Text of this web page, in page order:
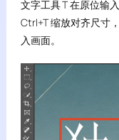
文字工具 T 在原位输
Ctrl+T 缩放对齐尺寸
入画面。